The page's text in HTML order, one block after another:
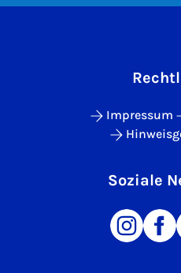
Impressum
Soziale